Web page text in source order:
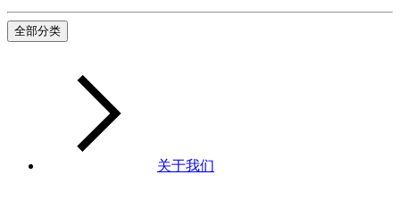
全部分类
关于我们